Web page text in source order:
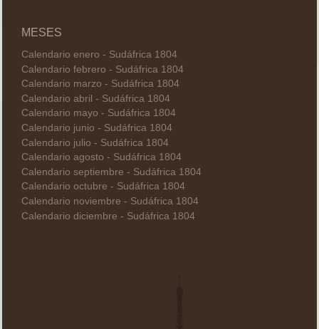
MESES
Calendario enero - Sudáfrica 1804
Calendario febrero - Sudáfrica 1804
Calendario marzo - Sudáfrica 1804
Calendario abril - Sudáfrica 1804
Calendario mayo - Sudáfrica 1804
Calendario junio - Sudáfrica 1804
Calendario julio - Sudáfrica 1804
Calendario agosto - Sudáfrica 1804
Calendario septiembre - Sudáfrica 1804
Calendario octubre - Sudáfrica 1804
Calendario noviembre - Sudáfrica 1804
Calendario diciembre - Sudáfrica 1804